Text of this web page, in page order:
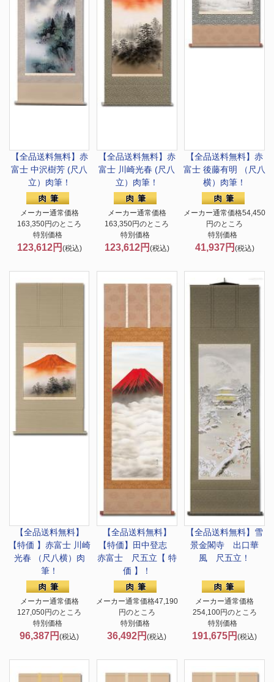
【全品送料無料】 赤
富士 中沢樹芳 (尺八
立）肉筆！
メーカー通常価格
163,350円のところ
特別価格
123,612円 (税込)
【全品送料無料】 赤
富士 川崎光春 (尺八
立）肉筆！
メーカー通常価格
163,350円のところ
特別価格
123,612円 (税込)
【全品送料無料】赤
富士 後藤有明 （尺八
横）肉筆！
メーカー通常価格54,450
円のところ
特別価格
41,937円 (税込)
【全品送料無料】
【特価 】 赤富士 川崎
光春 （尺八横）肉
筆！
メーカー通常価格
127,050円のところ
特別価格
96,387円(税込)
【全品送料無料】
【特価】 田中登志
赤富士 尺五立【 特
価 】！
メーカー通常価格47,190
円のところ
特別価格
36,492円(税込)
【全品送料無料】 雪
景金閣寺 出口華
風 尺五立！
メーカー通常価格
254,100円のところ
特別価格
191,675円(税込)